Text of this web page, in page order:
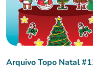
Arquivo Topo Natal